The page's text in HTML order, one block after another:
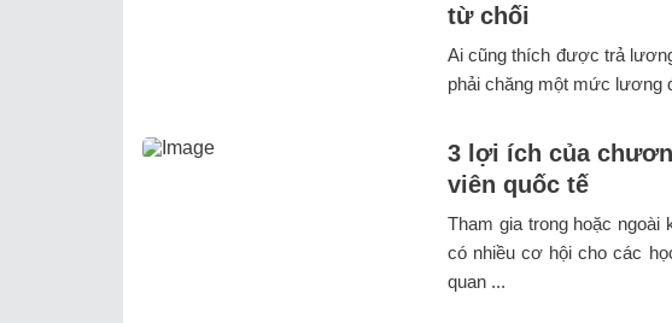
từ chối
Ai cũng thích được trả
phải chăng một mức lương
3 lợi ích của
viên quốc tế
Tham gia trong hoặc ngoài
có nhiều cơ hội cho các
quan ...